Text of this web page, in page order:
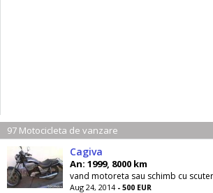
97 Motocicleta de vanzare
Cagiva
An: 1999, 8000 km
Aug 24, 2014 - 500 EUR